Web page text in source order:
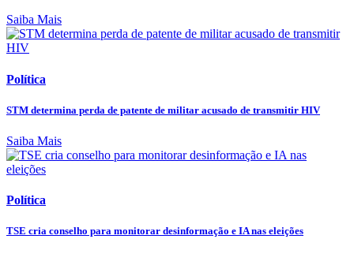
Saiba Mais
Política
STM determina perda de patente de militar acusado de transmitir HIV
Saiba Mais
Política
TSE cria conselho para monitorar desinformação e IA nas eleições